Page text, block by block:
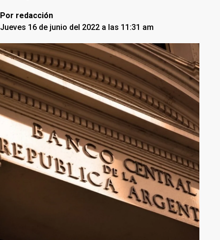
Por redacción
Jueves 16 de junio del 2022 a las 11:31 am